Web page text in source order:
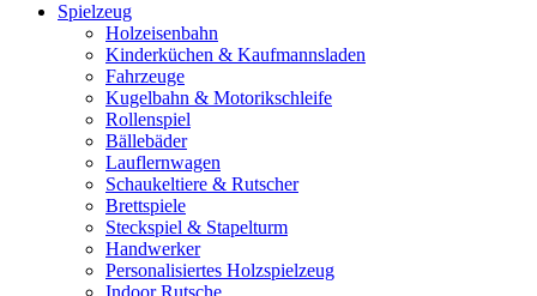
Spielzeug
Holzeisenbahn
Kinderküchen & Kaufmannsladen
Fahrzeuge
Kugelbahn & Motorikschleife
Rollenspiel
Bällebäder
Lauflernwagen
Schaukeltiere & Rutscher
Brettspiele
Steckspiel & Stapelturm
Handwerker
Personalisiertes Holzspielzeug
Indoor Rutsche